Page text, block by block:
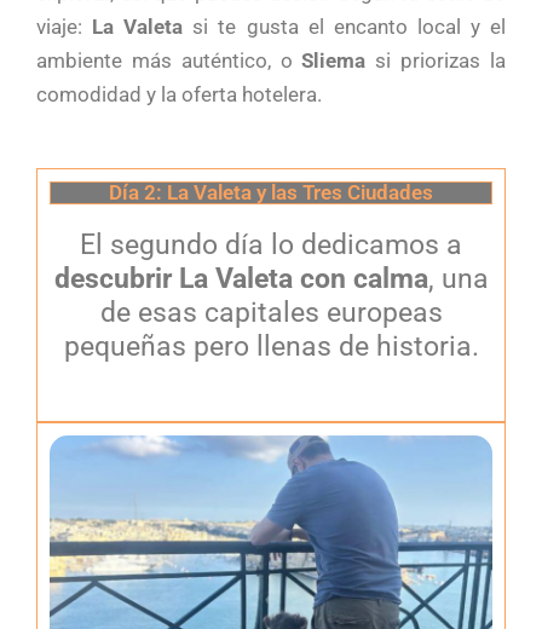
viaje: La Valeta si te gusta el encanto local y el
ambiente más auténtico, oSliema si priorizas la
comodidad y la oferta hotelera.
Día 2: La Valeta y las Tres Ciudades
El segundo día lo dedicamos a
descubrir La Valeta con calma, una
de esas capitales europeas
pequeñas pero llenas de historia.